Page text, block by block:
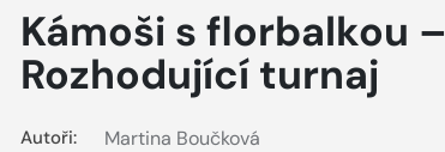
Kámoši s florbalkou –
Rozhodující turnaj
Autoři: Martina Boučková